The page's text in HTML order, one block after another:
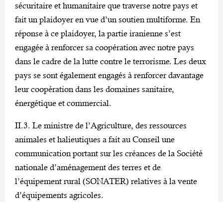
sécuritaire et humanitaire que traverse notre pays et
fait un plaidoyer en vue d’un soutien multiforme. En
réponse à ce plaidoyer, la partie iranienne s’est
engagée à renforcer sa coopération avec notre pays
dans le cadre de la lutte contre le terrorisme. Les deux
pays se sont également engagés à renforcer davantage
leur coopération dans les domaines sanitaire,
énergétique et commercial.
II.3. Le ministre de l’Agriculture, des ressources
animales et halieutiques a fait au Conseil une
communication portant sur les créances de la Société
nationale d’aménagement des terres et de
l’équipement rural (SONATER) relatives à la vente
d’équipements agricoles.